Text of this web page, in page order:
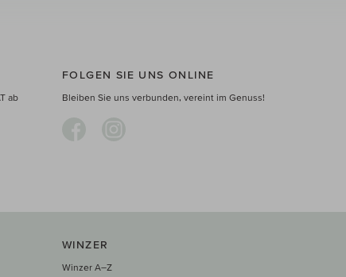
ab
FOLGEN SIE UNS ONLINE
Bleiben Sie uns verbunden, vereint im Genuss!
WINZER
Winzer A–Z